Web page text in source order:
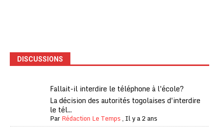
DISCUSSIONS
Fallait-il interdire le téléphone à l'école?
La décision des autorités togolaises d'interdire
le tél...
ParRédaction Le Temps, Il y a 2 ans